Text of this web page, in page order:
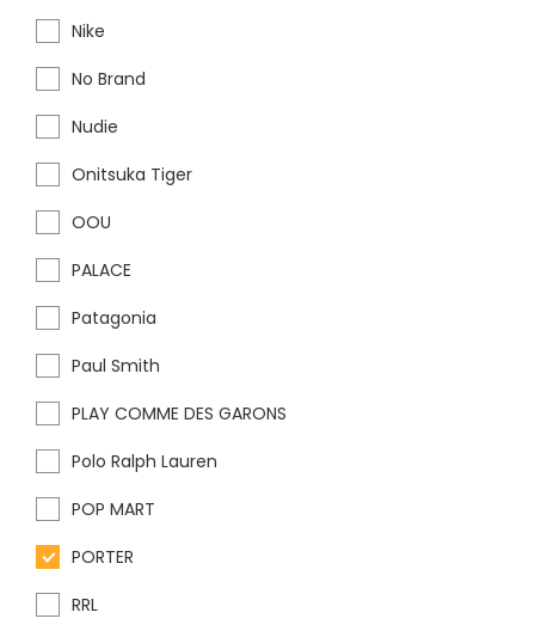
Nike
No Brand
Nudie
Onitsuka Tiger
OOU
PALACE
Patagonia
Paul Smith
PLAY COMME DES GARONS
Polo Ralph Lauren
POP MART
PORTER
RRL